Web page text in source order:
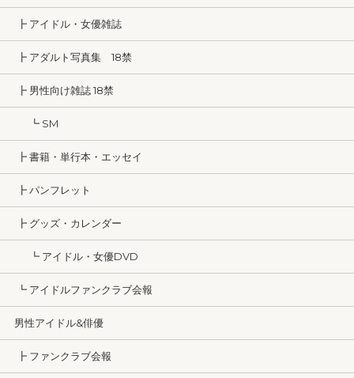
┣ アイドル・女優雑誌
┣ アダルト写真集 18禁
┣ 男性向け雑誌 18禁
┗ SM
┣ 書籍・単行本・エッセイ
┣ パンフレット
┣ グッズ・カレンダー
┗ アイドル・女優DVD
┗ アイドルファンクラブ会報
男性アイドル&俳優
┣ ファンクラブ会報